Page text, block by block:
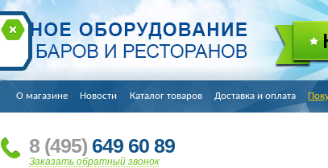
О магазине Новости Каталог товаров Доставка и оплата
8 (495) 649 60 89
Заказать обратный звонок